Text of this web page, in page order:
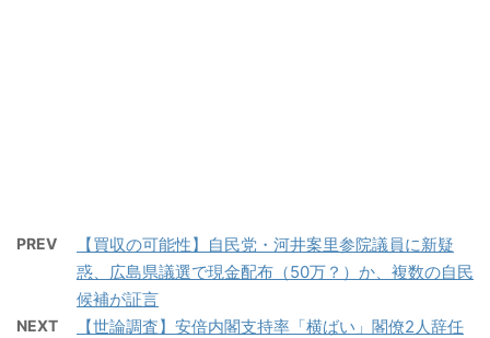
PREV
【買収の可能性】自民党・河井案里参院議員に新疑
惑、広島県議選で現金配布（50万？）か、複数の自民
候補が証言
NEXT 【世論調査】安倍内閣支持率「横ばい」閣僚2人辞任